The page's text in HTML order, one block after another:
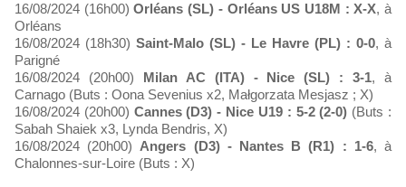
16/08/2024 (16h00)Orléans (SL) - Orléans US U18M : X-X, à
Orléans
16/08/2024 (18h30) Saint-Malo (SL) - Le Havre (PL) : 0-0, à
Parigné
16/08/2024 (20h00)
Milan AC (ITA) - Nice (SL) : 3-1, à
Carnago (Buts : Oona Sevenius x2, Małgorzata Mesjasz ; X)
16/08/2024 (20h00) Cannes (D3) - Nice U19 : 5-2 (2-0) (Buts :
Sabah Shaiek x3, Lynda Bendris, X)
16/08/2024 (20h00)Angers (D3) - Nantes B (R1) : 1-6, à
Chalonnes-sur-Loire (Buts : X)